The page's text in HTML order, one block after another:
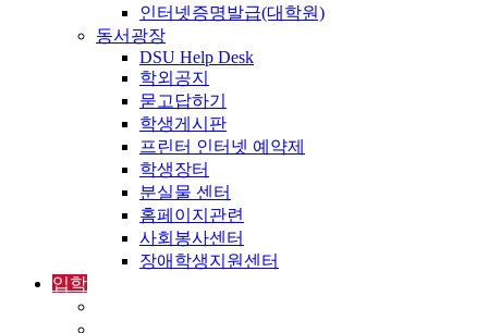
인터넷증명발급(대학원)
동서광장
DSU Help Desk
학외공지
묻고답하기
학생게시판
프린터 인터넷 예약제
학생장터
분실물 센터
홈페이지관련
사회봉사센터
장애학생지원센터
입학